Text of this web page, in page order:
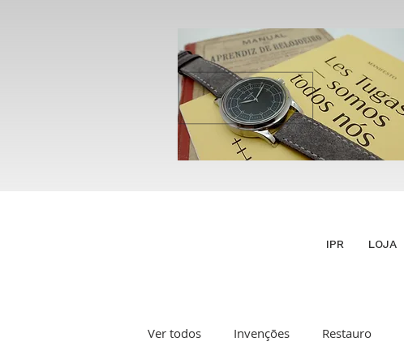
IPR LOJA
Ver todos Invenções Restauro